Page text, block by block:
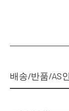
배송/반품/AS